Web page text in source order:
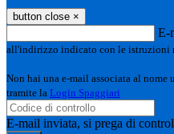
button close ×
E-
all'indirizzo indicato con le istruzioni
Non hai una e-mail associata al nome
tramite la Login Spaggiari
E-mail inviata, si prega di